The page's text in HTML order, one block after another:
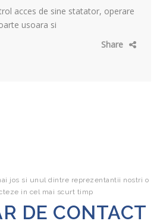
acces de sine statator, operare
usoara si
Share
jos si unul dintre reprezentantii nostri o
in cel mai scurt timp
DE CONTACT